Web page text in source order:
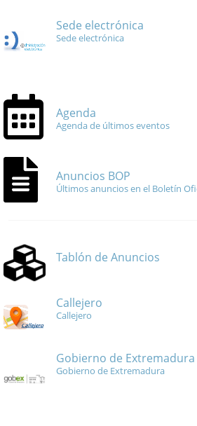
Sede electrónica
Sede electrónica
Agenda
Agenda de últimos eventos
Anuncios BOP
Últimos anuncios en el Boletín
Tablón de Anuncios
Callejero
Callejero
Gobierno de Extremadura
Gobierno de Extremadura